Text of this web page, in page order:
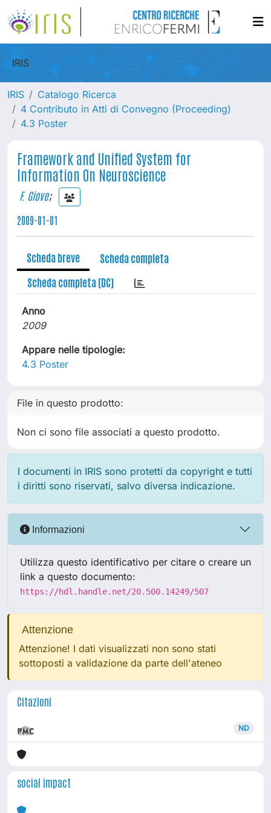
IRIS
IRIS
Catalogo Ricerca
4 Contributo in Atti di Convegno (Proceeding)
4.3 Poster
Framework and Unified System for
Information On Neuroscience
F. Giove;
2009-01-01
Scheda breve
Scheda completa
Scheda completa (DC)
Anno
2009
Appare nelle tipologie:
4.3 Poster
File in questo prodotto:
Non ci sono file associati a questo prodotto.
I documenti in IRIS sono protetti da copyright e tutti
i diritti sono riservati, salvo diversa indicazione.
Informazioni
Utilizza questo identificativo per citare o creare un
link a questo documento:
https://hdl.handle.net/20.500.14249/507
Attenzione
Attenzione! I dati visualizzati non sono stati
sottoposti a validazione da parte dell'ateneo
Citazioni
ND
social impact